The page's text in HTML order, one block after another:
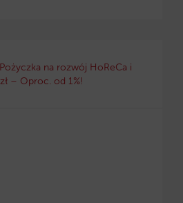
na rozwój HoReCa i
– Oproc. od 1%!